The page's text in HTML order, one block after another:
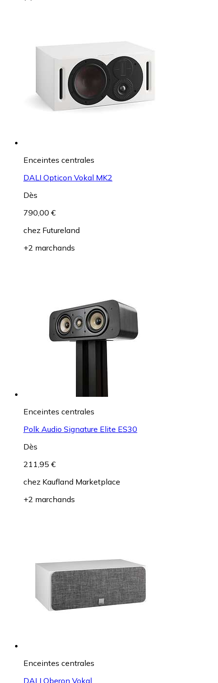
Enceintes centrales
DALI Opticon Vokal MK2
Dès
790,00 €
chez Futureland
+2 marchands
Enceintes centrales
Polk Audio Signature Elite ES30
Dès
211,95 €
chez Kaufland Marketplace
+2 marchands
Enceintes centrales
DALI Oberon Vokal